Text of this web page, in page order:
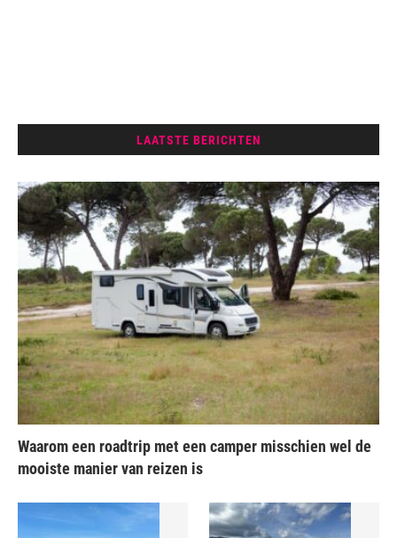
LAATSTE BERICHTEN
Waarom een roadtrip met een camper misschien wel de
mooiste manier van reizen is